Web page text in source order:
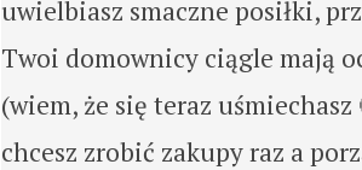
uwielbiasz smaczne posiłki,
Twoi domownicy ciągle mają
(wiem, że się teraz uśmiechasz
chcesz zrobić zakupy raz a